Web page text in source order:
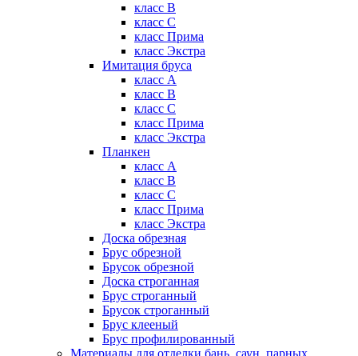
класс B
класс C
класс Прима
класс Экстра
Имитация бруса
класс А
класс B
класс C
класс Прима
класс Экстра
Планкен
класс А
класс B
класс C
класс Прима
класс Экстра
Доска обрезная
Брус обрезной
Брусок обрезной
Доска строганная
Брус строганный
Брусок строганный
Брус клееный
Брус профилированный
Материалы для отделки бань, саун, парных